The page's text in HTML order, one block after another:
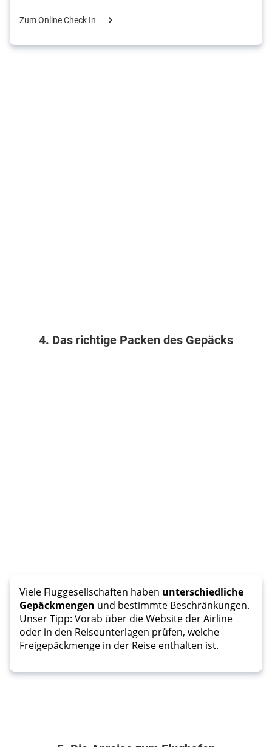
Zum Online Check In
4. Das richtige Packen des Gepäcks
Viele Fluggesellschaften haben unterschiedliche
Gepäckmengen und bestimmte Beschränkungen.
Unser Tipp: Vorab über die Website der Airline
oder in den Reiseunterlagen prüfen, welche
Freigepäckmenge in der Reise enthalten ist.